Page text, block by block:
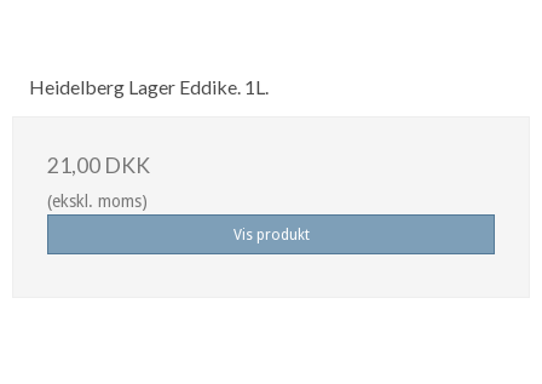
Heidelberg Lager Eddike. 1L.
21,00 DKK
(ekskl. moms)
Vis produkt